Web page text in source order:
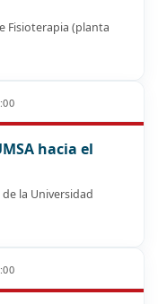
Fisioterapia (planta
hacia el
la Universidad